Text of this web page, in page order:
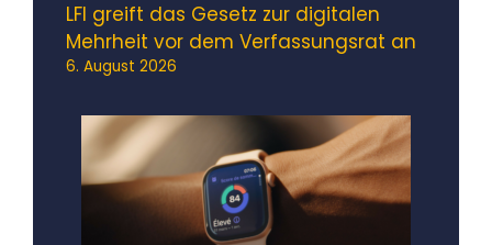
LFI greift das Gesetz zur digitalen
Mehrheit vor dem Verfassungsrat an
6. August 2026